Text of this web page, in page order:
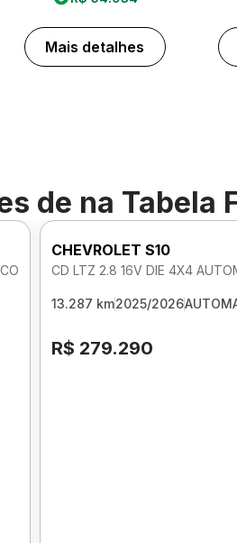
Mais detalhes
de na Tabela
CHEVROLET S10
CD LTZ 2.8 16V DIE 4X4
13.287 km2025/2026
R$ 279.290